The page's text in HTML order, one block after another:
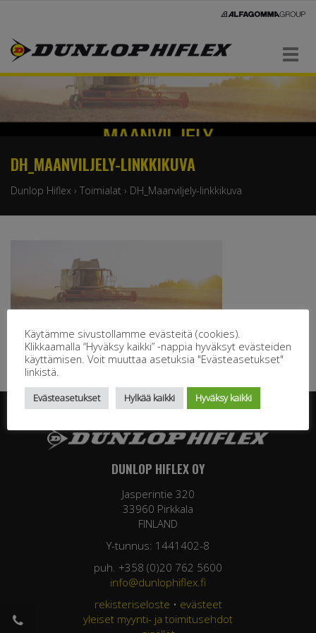
Navigaatio
DH_MAANVILJELY-LINKKIKUVA
Dunlop Hiflex › Toimialat › DH_Maanviljely-linkkikuva
DUNLOP HIFLEX OY
Jasperintie 320
33960 Pirkkala
FINLAND
Y-tunnus: 1441402-8
puh. +358 (0)20 762 5600
info@dunlophiflex.fi
rekisteriseloste • evästeet
yleiset myynti- ja toimitusehdot
Käytämme sivustollamme evästeitä (cookies).
Klikkaamalla “Hyväksy kaikki” -nappia hyväksyt evästeiden
käyttämisen. Voit muuttaa asetuksia "Evästeasetukset"
linkistä.
Evästeasetukset Hylkää kaikki Hyväksy kaikki